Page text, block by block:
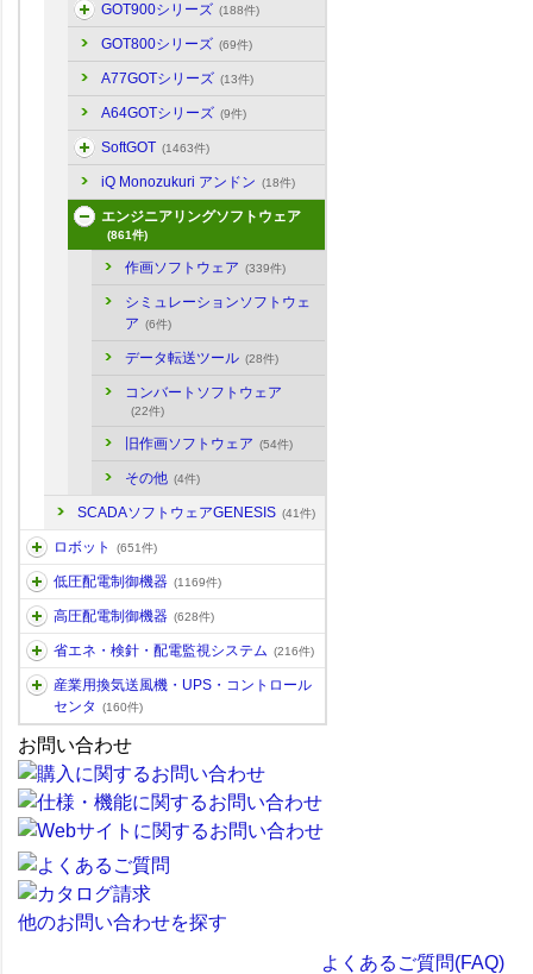
GOT900シリーズ (188件)
GOT800シリーズ (69件)
A77GOTシリーズ (13件)
A64GOTシリーズ (9件)
SoftGOT (1463件)
iQ Monozukuri アンドン (18件)
エンジニアリングソフトウェア
(861件)
作画ソフトウェア (339件)
シミュレーションソフトウェ
ア (6件)
データ転送ツール (28件)
コンバートソフトウェア
(22件)
旧作画ソフトウェア (54件)
その他 (4件)
SCADAソフトウェアGENESIS (41件)
ロボット (651件)
低圧配電制御機器 (1169件)
高圧配電制御機器 (628件)
省エネ・検針・配電監視システム (216件)
産業用換気送風機・UPS・コントロール
センタ
(160件)
お問い合わせ
他のお問い合わせを探す
よくあるご質問(FAQ)